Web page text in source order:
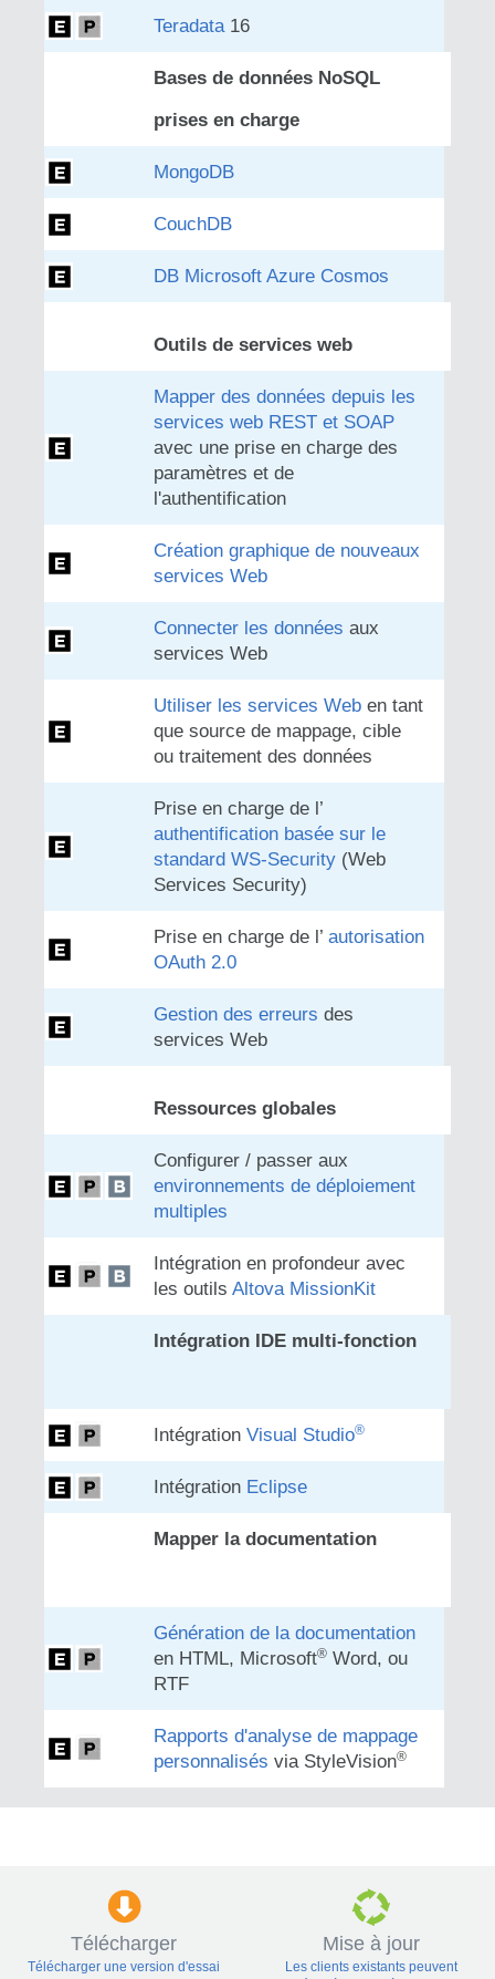
Teradata 16
Bases de données NoSQL
prises en charge
MongoDB
CouchDB
DB Microsoft Azure Cosmos
Outils de services web
Mapper des données depuis les
services web REST et SOAP
avec une prise en charge des
paramètres et de
l'authentification
Création graphique de nouveaux
services Web
Connecter les données aux
services Web
Utiliser les services Web en tant
que source de mappage, cible
ou traitement des données
Prise en charge de l’
authentification basée sur le
standard WS-Security (Web
Services Security)
Prise en charge de l’ autorisation
OAuth 2.0
Gestion des erreurs des
services Web
Ressources globales
Configurer / passer aux
environnements de déploiement
multiples
Intégration en profondeur avec
les outils Altova MissionKit
Intégration IDE multi-fonction
Intégration Visual Studio®
Intégration Eclipse
Mapper la documentation
Génération de la documentation
en HTML, Microsoft® Word, ou
RTF
Rapports d'analyse de mappage
personnalisés via StyleVision®
Télécharger
Télécharger une version d'essai
Mise à jour
Les clients existants peuvent